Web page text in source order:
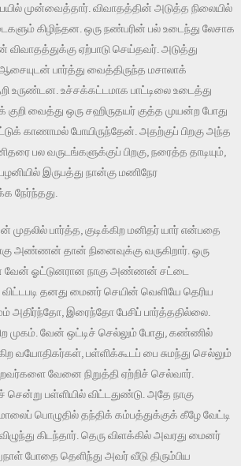
முன்வைத்தார். விவாதத்தின் அடுத்த நிலையில்
கிழிந்தன. ஒரு நண்பரின் பல் உடைந்து லேசாக
ஏற்பாடு செய்தவர். அடுத்து
பார்த்து வைத்திருந்த மசாலாக்
உருண்டன. உச்சக்கட்டமாக பாட்டிலை உடைத்து
வைத்து ஒரு சஹிருதயர் குத்த முயன்ற போது
காணாமல் போயிருந்தேன். அதற்குப் பிறகு அந்த
பல வருடங்களுக்குப் பிறகு, நரைத்த தாடியும்,
இருபத்து நான்கு மணிநேர
நேர்ந்தது.
பார்த்த, குடிக்கிற மனிதர் யார் என்பதை
அண்ணன் தான் நினைவுக்கு வருகிறார். ஒரு
வேன் ஓட்டுனரான நாகு அண்ணன் சட்டை
தனது மைனர் செயின் வெளியே தெரிய
அதிர்ந்தோ, இரைந்தோ பேசிப் பார்த்ததில்லை.
முகம். வேன் ஒட்டிச் செல்லும் போது, கண்ணில்
வயோதிகர்கள், பள்ளிக்கூடப் பை சுமந்து செல்லும்
வேனை நிறுத்தி ஏற்றிச் செல்வார்.
சென்று பள்ளியில் விட்டதுண்டு. அதே நாகு
பொழுதில் தந்திக் கம்பத்துக்குக் கீழே வேட்டி
கிடந்தார். தெரு விளக்கில் அவரது மைனர்
போதை தெளிந்து அவர் வீடு திரும்பிய